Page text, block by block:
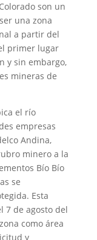
son un
una zona
a partir del
primer lugar
y sin embargo,
mineras de
el río
empresas
Andina,
minero a la
Bío Bío
se
Esta
7 de agosto del
como área
y